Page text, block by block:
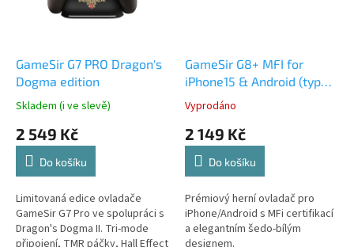
GameSir G7 PRO Dragon's
Dogma edition
Skladem (i ve slevě)
2 549 Kč
Do košíku
Limitovaná edice ovladače
GameSir G7 Pro ve spolupráci s
Dragon's Dogma II. Tri-mode
připojení, TMR páčky, Hall Effect
GameSir G8+ MFI for
iPhone15 & Android (type
C)
Vyprodáno
2 149 Kč
Do košíku
Prémiový herní ovladač pro
iPhone/Android s MFi certifikací
a elegantním šedo-bílým
designem.